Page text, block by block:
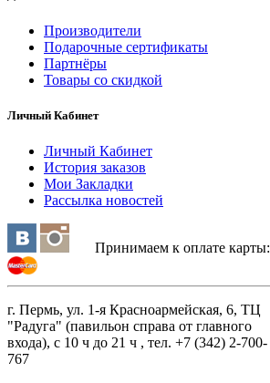
Производители
Подарочные сертификаты
Партнёры
Товары со скидкой
Личный Кабинет
Личный Кабинет
История заказов
Мои Закладки
Рассылка новостей
Принимаем к оплате карты:
г. Пермь, ул. 1-я Красноармейская, 6, ТЦ
"Радуга" (павильон справа от главного
входа), с 10 ч до 21 ч , тел. +7 (342) 2-700-
767